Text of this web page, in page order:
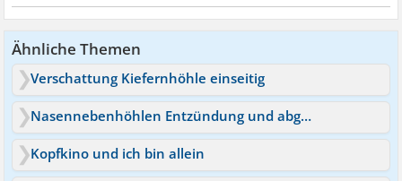
Ähnliche Themen
Verschattung Kiefernhöhle einseitig
Nasennebenhöhlen Entzündung und abgeschlagen mit Ängste
Kopfkino und ich bin allein